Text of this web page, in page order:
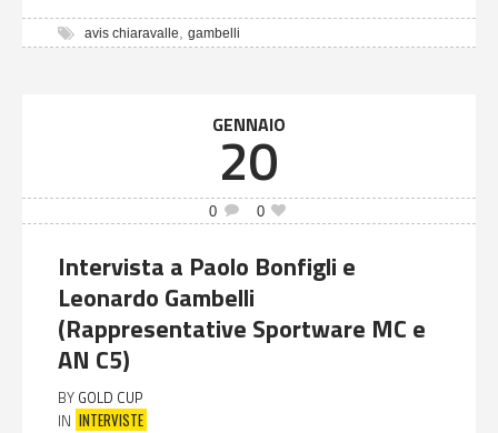
avis chiaravalle gambelli
GENNAIO
20
0 0
Intervista a Paolo Bonfigli e
Leonardo Gambelli
(Rappresentative Sportware MC e
AN C5)
BY GOLD CUP
IN INTERVISTE